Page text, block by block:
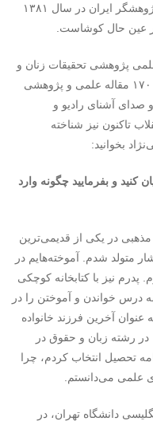
نمونه کشور در سال ۱۳۸۰، اسطوره زن پژوهشگر ایران در سال ۱۳۸۱
عین حال کوشاست.
پژوهشی تحقیقات زنان و
خانواده و پژوهش و نگارش و انتشار حدود ۱۷۰ مقاله علمی و پژوهشی
صدای آشنای رادیو و
تاکنون نیز شناخته
بخوانید:
کنید و بفرمایید چگونه وارد
در یکی از قدیمی‌ترین
متولد شدم. آموخته‌هایم در
پدرم نیز با کتابخانه کوچکی
درس خواندن و آموختن را در
عنوان آخرین فرزند خانواده
در رشته زبان و حقوق در
تحصیل انتخاب کردم، چرا
علمی می‌دانستم.
دانشگاه تهران، در